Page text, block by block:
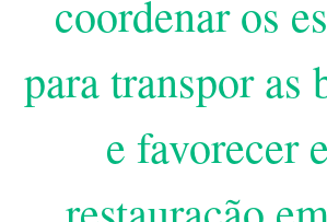
coordenar os
para transpor as
e favorecer